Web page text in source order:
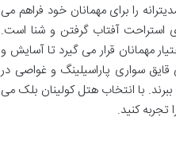
را برای مهمانان خود فراهم می
استراحت آفتاب گرفتن و شنا است.
مهمانان قرار می گیرد تا آسایش و
قایق سواری پاراسیلینگ و غواصی در
با انتخاب هتل کولینان بلک می
کنید.